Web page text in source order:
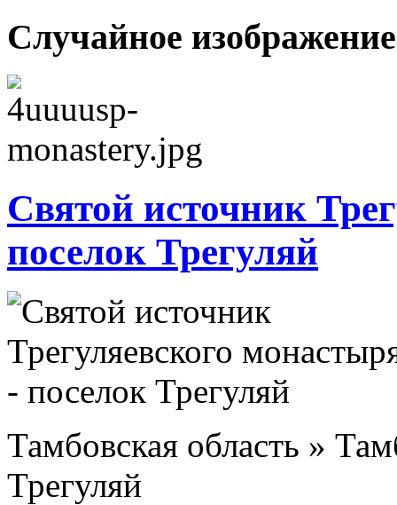
Случайное изображение
Святой источник
поселок Трегуляй
Тамбовская область »
Трегуляй